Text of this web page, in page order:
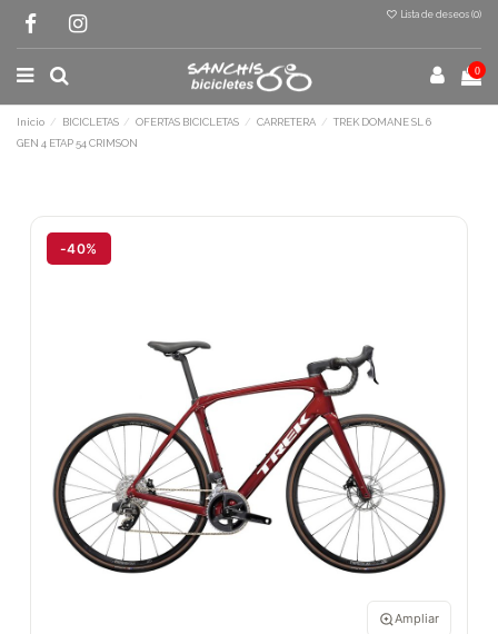
Lista de deseos (0)
0
Inicio BICICLETAS OFERTAS BICICLETAS CARRETERA
TREK DOMANE SL 6
GEN 4 ETAP 54 CRIMSON
-40%
Ampliar
Terminal de consulta